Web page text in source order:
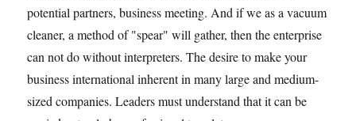
potential partners, business meeting. And if we as a vacuum
cleaner, a method of "spear" will gather, then the enterprise
can not do without interpreters. The desire to make your
business international inherent in many large and medium-
sized companies. Leaders must understand that it can be